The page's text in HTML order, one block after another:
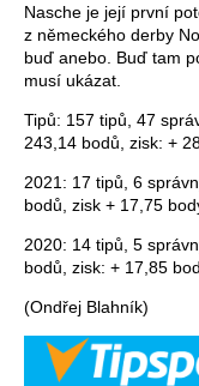
Nasche je její první
z německého derby
buď anebo. Buď tam
musí ukázat.
Tipů: 157 tipů, 47
243,14 bodů, zisk: +
2021: 17 tipů, 6
bodů, zisk + 17,75
2020: 14 tipů, 5
bodů, zisk: + 17,85
(Ondřej Blahník)